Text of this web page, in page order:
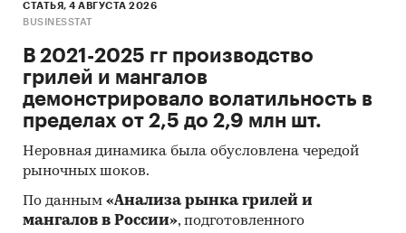
федеральным округам, РФ, 2018 г., %
***
Лидером по производству продукции по ОКПД
2 «Двери, окна и их рамы и пороги для дверей
из металлов» является ПФО – *** тонн (***%).
Объем производства за видом деятельности
16.23.1 «Производство деревянных
строительных конструкций и столярных
изделий» в РФ составил в 2018 году – *** тыс.
СТАТЬЯ, 4 АВГУСТА 2026
BUSINESSTAT
В 2021-2025 гг производство
грилей и мангалов
демонстрировало волатильность в
пределах от 2,5 до 2,9 млн шт.
Неровная динамика была обусловлена чередой
рыночных шоков.
По данным «Анализа рынка грилей и
мангалов в России», подготовленного